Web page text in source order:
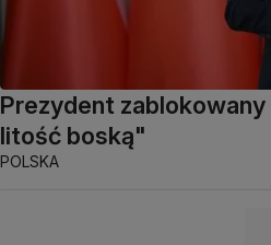
Prezydent
litość boską"
POLSKA